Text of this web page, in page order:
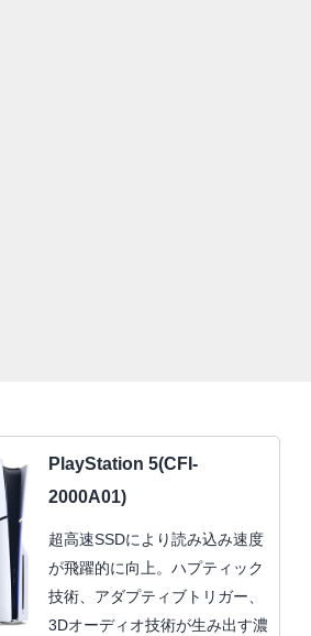
PlayStation 5(CFI-
2000A01)
超高速SSDにより読み込み速度
が飛躍的に向上。ハプティック
技術、アダプティブトリガー、
3Dオーディオ技術が生み出す濃